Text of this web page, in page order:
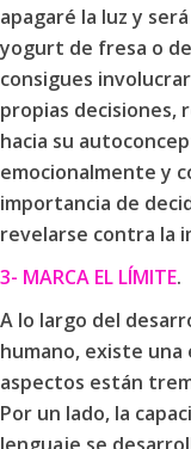
apagaré la luz y
yogurt de fresa o
consigues
propias decisiones,
hacia su
emocionalmente y
importancia de
revelarse contra la
3- MARCA EL LÍMITE.
A lo largo del
humano, existe
aspectos están
Por un lado, la